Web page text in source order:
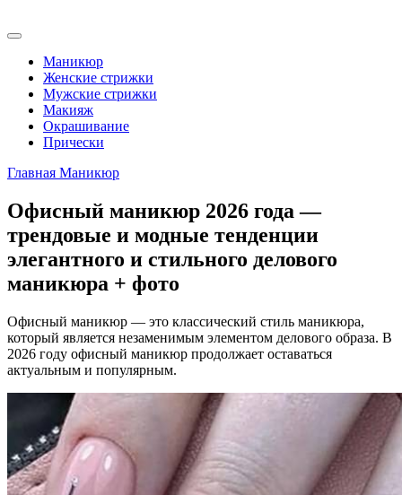
Маникюр
Женские стрижки
Мужские стрижки
Макияж
Окрашивание
Прически
Главная Маникюр
Офисный маникюр 2026 года —
трендовые и модные тенденции
элегантного и стильного делового
маникюра + фото
Офисный маникюр — это классический стиль маникюра,
который является незаменимым элементом делового образа. В
2026 году офисный маникюр продолжает оставаться
актуальным и популярным.